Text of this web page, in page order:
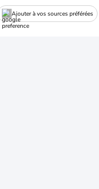
Ajouter à vos sources préférées